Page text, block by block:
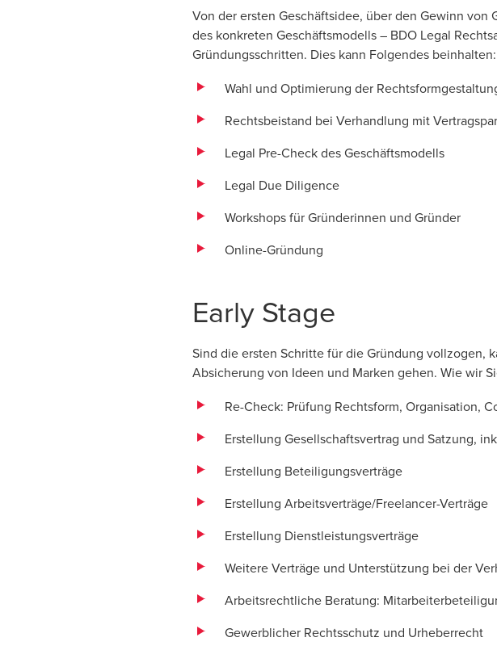
Von der ersten Geschäftsidee, über den Gewinn
des konkreten Geschäftsmodells – BDO Legal
Gründungsschritten. Dies kann Folgendes beinhalten:
Wahl und Optimierung der
Rechtsbeistand bei Verhandlung mit
Legal Pre-Check des Geschäftsmodells
Legal Due Diligence
Workshops für Gründerinnen und Gründer
Online-Gründung
Early Stage
Sind die ersten Schritte für die Gründung vollzogen,
Absicherung von Ideen und Marken gehen. Wie wir
Re-Check: Prüfung Rechtsform, Organisation,
Erstellung Gesellschaftsvertrag und Satzung,
Erstellung Beteiligungsverträge
Erstellung Arbeitsverträge/Freelancer-Verträge
Erstellung Dienstleistungsverträge
Weitere Verträge und Unterstützung bei der
Arbeitsrechtliche Beratung:
Gewerblicher Rechtsschutz und Urheberrecht